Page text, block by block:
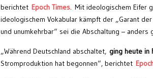
berichtet Epoch Times. Mit ideologischem Eifer
ideologischem Vokabular kämpft der „Garant
und unumkehrbar“ sei die Abschaltung – anders
„Während Deutschland abschaltet, ging heute in
Stromproduktion hat begonnen“, berichtet